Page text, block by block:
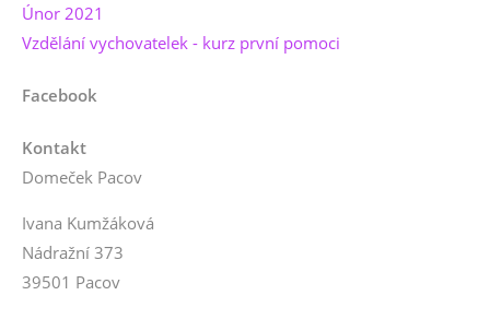
Únor 2021
Vzdělání vychovatelek - kurz první pomoci
Facebook
Kontakt
Domeček Pacov
Ivana Kumžáková
Nádražní 373
39501 Pacov